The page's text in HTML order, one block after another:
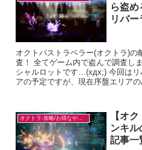
ら盗め
リバ
オクトパストラベラー(オクトラ)の
査！ 全てゲーム内で盗んで調査し
シャルロットです…(xдx;) 今回はリ
アの予定ですが、現在序盤エリアの
オクトラ:攻略/お得なやり方
【オ
ンキル
記事一